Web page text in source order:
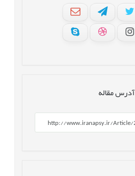
آدرس مقاله